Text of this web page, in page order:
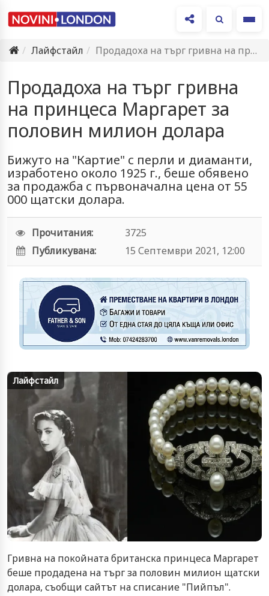
Лайфстайл
Продадоха на търг гривна на принцеса Маргарет за половин милион…
Продадоха на търг гривна
на принцеса Маргарет за
половин милион долара
Бижуто на "Картие" с перли и диаманти,
изработено около 1925 г., беше обявено
за продажба с първоначална цена от 55
000 щатски долара.
Прочитания:
3725
Публикувана:
15 Септември 2021, 12:00
Лайфстайл
Гривна на покойната британска принцеса Маргарет
беше продадена на търг за половин милион щатски
долара, съобщи сайтът на списание "Пийпъл".